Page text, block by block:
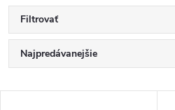
Filtrovať
R
a
Najpredávanejšie